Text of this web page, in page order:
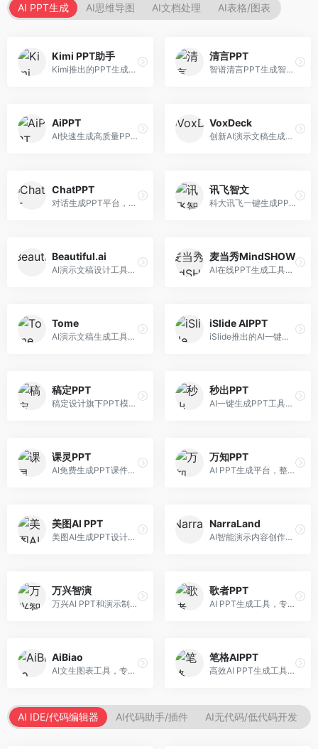
AI PPT生成 AI思维导图 AI文档处理 AI表格/图表
Kimi PPT助手
Kimi推出的PPT生成智能体，整合长文本处理能力。面向职场人士和学生，支持文档解析、PPT生成、内容优化等服务，与Kimi生态深度整合。
清言PPT
智谱清言PPT生成智能体，基于GLM大模型。面向智谱用户，支持对话生成PPT、内容优化等服务，与智谱生态深度整合。
AiPPT
AI快速生成高质量PPT平台，支持主题定制。面向职场人士和学生，提供一键生成、模板选择、内容优化等服务，PPT制作速度快，设计质量高。
VoxDeck
创新AI演示文稿生成工具，支持语音交互创作。面向职场人士，支持语音输入、PPT生成、内容优化等功能，语音创作体验便捷。
ChatPPT
对话生成PPT平台，支持自然语言交互创作。面向职场人士和教育工作者，通过对话方式完成PPT制作，交互体验友好，创作过程直观。
讯飞智文
科大讯飞一键生成PPT和Word工具，整合语音技术。面向职场人士，支持语音输入、文档生成、格式调整等功能，办公效率显著提升。
Beautiful.ai
AI演示文稿设计工具，专注于自动化设计排版。面向职场人士，提供智能排版、模板选择、设计优化等服务，设计美观度高。
麦当秀MindSHOW
AI在线PPT生成工具，支持思维导图转PPT。面向职场人士，提供思维导图导入、PPT生成、模板选择等服务，思维导图转PPT效率高。
Tome
AI演示文稿生成工具，专注于故事化演示创作。面向创业者和营销人员，提供故事叙述、视觉设计、内容生成等服务，演示文稿叙事性强。
iSlide AIPPT
iSlide推出的AI一键设计精美PPT工具。面向PPT设计用户，提供模板库、内容生成、设计优化等服务，与iSlide插件深度整合。
稿定PPT
稿定设计旗下PPT模板资源库，整合AI生成功能。面向设计师和职场人士，提供海量PPT模板、AI内容生成等服务，模板质量高。
秒出PPT
AI一键生成PPT工具，专注于快速演示文稿制作。面向职场人士，支持主题输入、内容生成、模板套用等功能，PPT生成速度快，适合紧急制作场景。
课灵PPT
AI免费生成PPT课件平台，专注于教育场景。面向教师和教育工作者，提供课件生成、教学设计、模板选择等服务，教育适配性强。
万知PPT
AI PPT生成平台，整合知识库与创作功能。面向职场人士，支持内容检索、PPT生成、设计优化等服务，知识整合能力强。
美图AI PPT
美图AI生成PPT设计工具，整合图像处理能力。面向设计师和职场人士，提供PPT生成、图片美化、设计优化等服务，视觉设计美观。
NarraLand
AI智能演示内容创作平台，专注于叙事演示。面向内容创作者，提供故事创作、演示生成、动画设计等服务，演示内容生动有趣。
万兴智演
万兴AI PPT和演示制作软件，整合视频演示功能。面向职场人士和教育工作者，提供PPT生成、演示录制、视频制作等服务，演示功能完善。
歌者PPT
AI PPT生成工具，专注于演示文稿智能创作。面向职场人士，支持主题输入、内容生成、设计美化等功能，PPT制作效率高。
AiBiao
AI文生图表工具，专注于数据可视化展示。面向数据分析师和职场人士，提供图表生成、数据可视化、PPT嵌入等服务，数据展示专业。
笔格AIPPT
高效AI PPT生成工具，专注于演示文稿智能创作。面向职场人士，支持主题输入、内容生成、设计美化等功能，PPT制作效率高。
AI IDE/代码编辑器 AI代码助手/插件 AI无代码/低代码开发